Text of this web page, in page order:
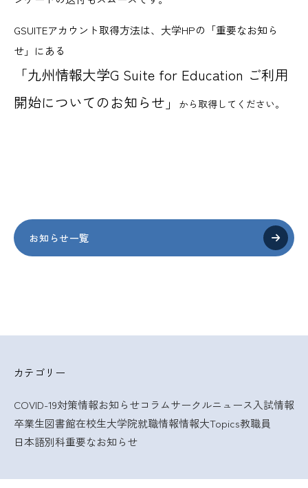
GSUITEアカウント取得方法は、大学HPの「重要なお知ら
せ」にある
「九州情報大学G Suite for Education ご利用
開始についてのお知らせ」
から取得してください。
お知らせ一覧
カテゴリー
COVID-19対策情報お知らせコラムサークルニュース入試情報
卒業生図書館在校生大学院就職情報情報大Topics教職員
日本語別科重要なお知らせ